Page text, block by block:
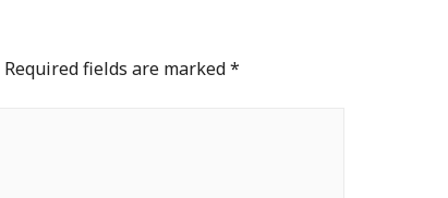
Required fields are marked*